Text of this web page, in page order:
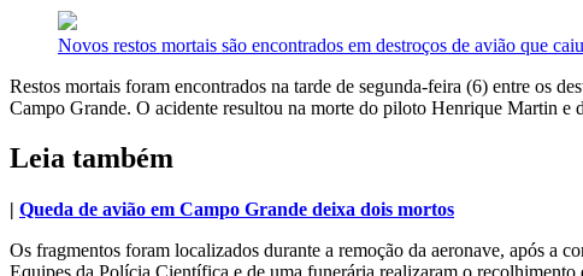
Novos restos mortais são encontrados em destroços de avião que
Restos mortais foram encontrados na tarde de segunda-feira (6) entre os
Campo Grande. O acidente resultou na morte do piloto Henrique Martin
Leia também
| Queda de avião em Campo Grande deixa dois mortos
Os fragmentos foram localizados durante a remoção da aeronave, após a